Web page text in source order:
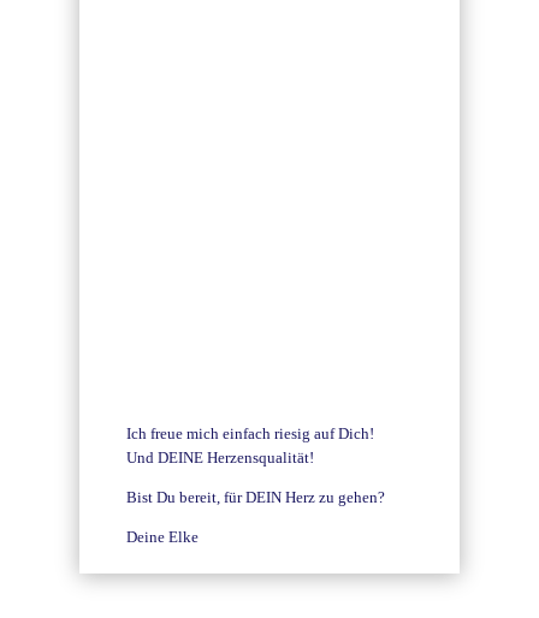
Ich freue mich einfach riesig auf Dich!
Und DEINE Herzensqualität!
Bist Du bereit, für DEIN Herz zu gehen?
Deine Elke